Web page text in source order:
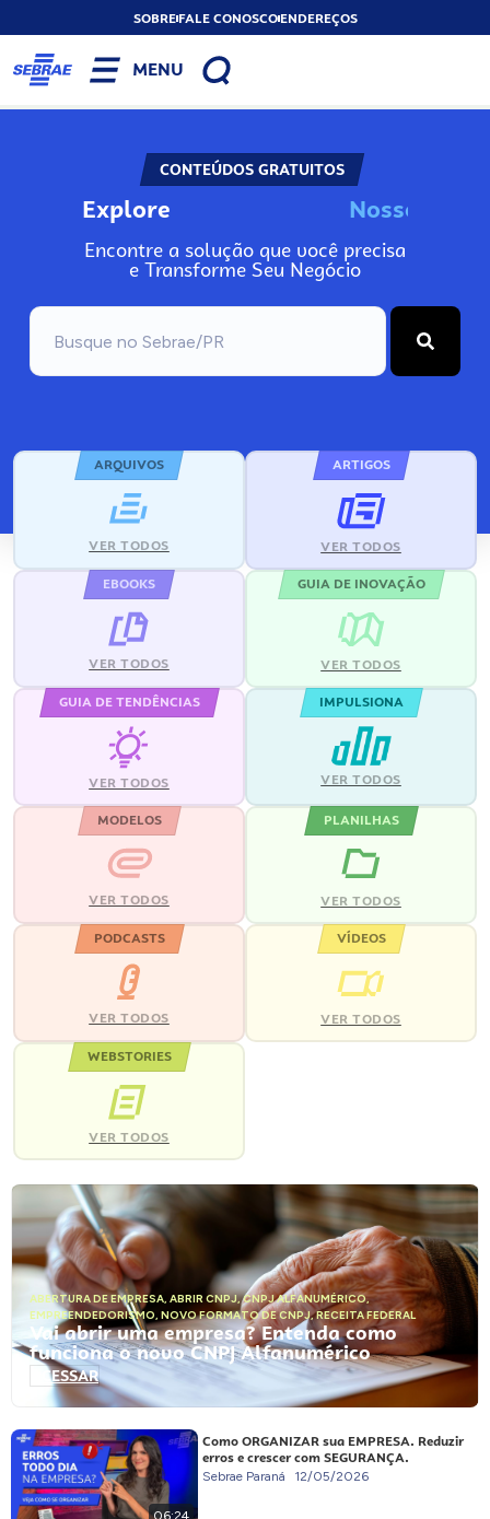
SOBREFALE CONOSCOENDEREÇOS
MENU
CONTEÚDOS GRATUITOS
Explore Nosso
Encontre a solução que você precisa
e Transforme Seu Negócio
ARQUIVOS
VER TODOS
ARTIGOS
VER TODOS
EBOOKS
VER TODOS
GUIA DE INOVAÇÃO
VER TODOS
GUIA DE TENDÊNCIAS
VER TODOS
IMPULSIONA
VER TODOS
MODELOS
VER TODOS
PLANILHAS
VER TODOS
PODCASTS
VER TODOS
VÍDEOS
VER TODOS
WEBSTORIES
VER TODOS
ABERTURA DE EMPRESA, ABRIR CNPJ,CNPJ ALFANUMÉRICO,
EMPREENDEDORISMO, NOVO FORMATO DE CNPJ,RECEITA FEDERAL
Vai abrir uma empresa? Entenda como
funciona o novo CNPJ Alfanumérico
ACESSAR
Como ORGANIZAR sua EMPRESA. Reduzir
erros e crescer com SEGURANÇA.
Sebrae Paraná 12/05/2026